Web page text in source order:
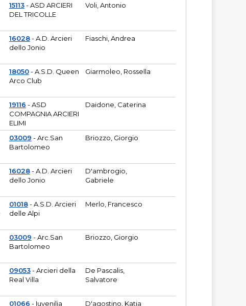
15113- ASD ARCIERI
DEL TRICOLLE
Voli, Antonio
16028- A.D. Arcieri
dello Jonio
Fiaschi, Andrea
18050- A.S.D. Queen
Arco Club
Giarmoleo, Rossella
19116 - ASD
COMPAGNIA ARCIERI
ELIMI
Daidone, Caterina
03009 - Arc.San
Bartolomeo
Briozzo, Giorgio
16028- A.D. Arcieri
dello Jonio
D'ambrogio,
Gabriele
01018- A.S.D. Arcieri
delle Alpi
Merlo, Francesco
03009 - Arc.San
Bartolomeo
Briozzo, Giorgio
09053- Arcieri della
Real Villa
De Pascalis,
Salvatore
01066 - Iuvenilia
D'agostino, Katia